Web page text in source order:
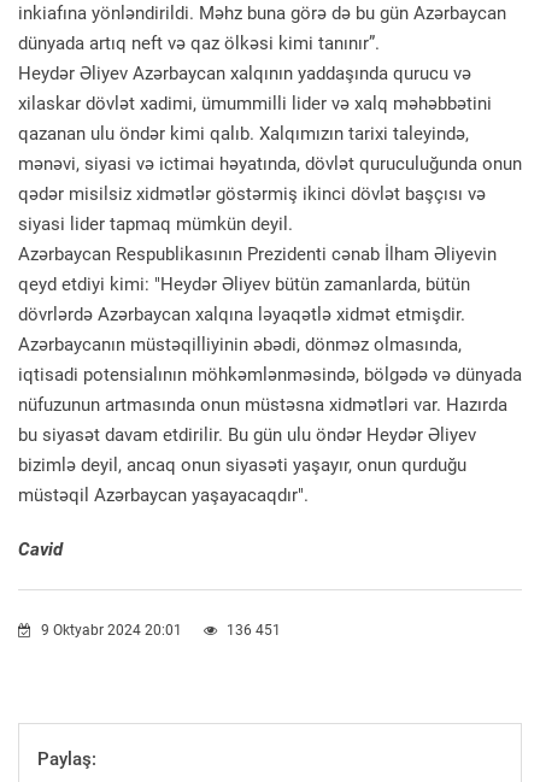
inkiafına yönləndirildi. Məhz buna görə də bu gün Azərbaycan
dünyada artıq neft və qaz ölkəsi kimi tanınır”.
Heydər Əliyev Azərbaycan xalqının yaddaşında qurucu və
xilaskar dövlət xadimi, ümummilli lider və xalq məhəbbətini
qazanan ulu öndər kimi qalıb. Xalqımızın tarixi taleyində,
mənəvi, siyasi və ictimai həyatında, dövlət quruculuğunda onun
qədər misilsiz xidmətlər göstərmiş ikinci dövlət başçısı və
siyasi lider tapmaq mümkün deyil.
Azərbaycan Respublikasının Prezidenti cənab İlham Əliyevin
qeyd etdiyi kimi: "Heydər Əliyev bütün zamanlarda, bütün
dövrlərdə Azərbaycan xalqına ləyaqətlə xidmət etmişdir.
Azərbaycanın müstəqilliyinin əbədi, dönməz olmasında,
iqtisadi potensialının möhkəmlənməsində, bölgədə və dünyada
nüfuzunun artmasında onun müstəsna xidmətləri var. Hazırda
bu siyasət davam etdirilir. Bu gün ulu öndər Heydər Əliyev
bizimlə deyil, ancaq onun siyasəti yaşayır, onun qurduğu
müstəqil Azərbaycan yaşayacaqdır".
Cavid
9 Oktyabr 2024 20:01 136 451
Paylaş: